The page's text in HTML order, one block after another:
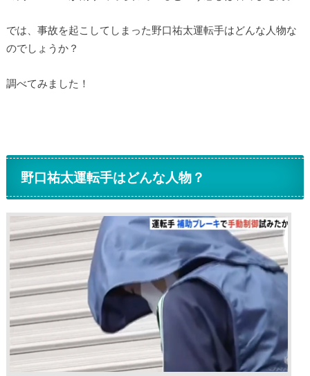
では、事故を起こしてしまった野口祐太運転手はどんな人物な
のでしょうか？
調べてみました！
野口祐太運転手はどんな人物？